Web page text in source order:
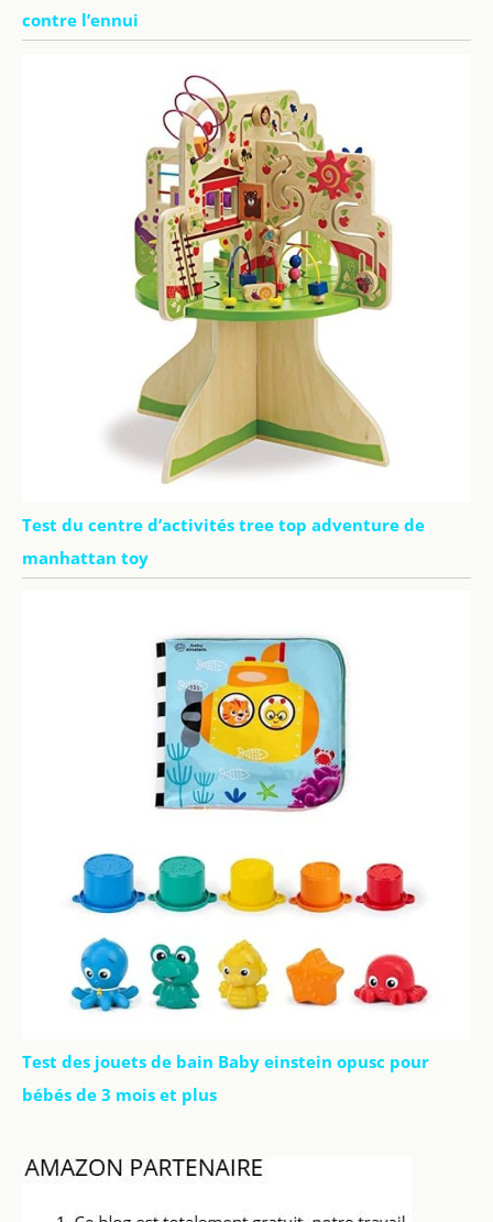
contre l’ennui
Test du centre d’activités tree top adventure de
manhattan toy
Test des jouets de bain Baby einstein opusc pour
bébés de 3 mois et plus